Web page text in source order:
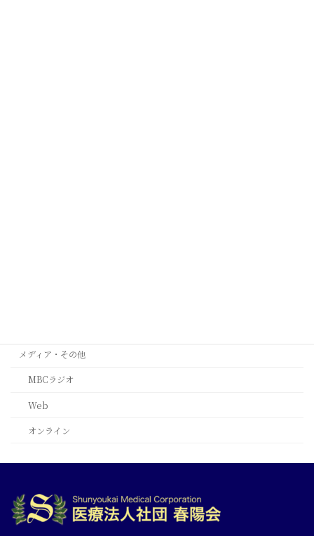
メディア・その他
MBCラジオ
Web
オンライン